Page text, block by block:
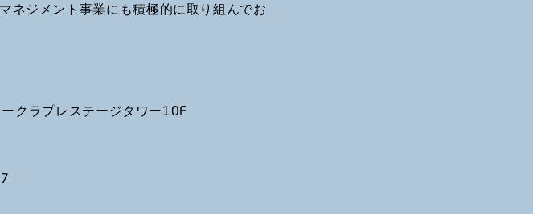
ネジメント事業にも積極的に取り組んでお
クラプレステージタワー10F